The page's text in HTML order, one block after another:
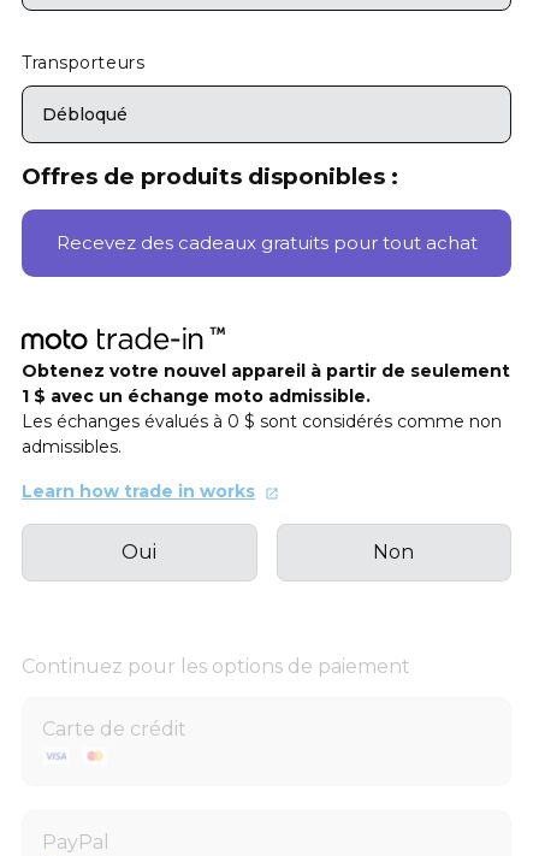
Transporteurs
Débloqué
Offres de produits disponibles :
Recevez des cadeaux gratuits pour tout achat
Obtenez votre nouvel appareil à partir de seulement
1 $ avec un échange moto admissible.
Les échanges évalués à 0 $ sont considérés comme non
admissibles.
Learn how trade in works
Oui Non
Continuez pour les options de paiement
Carte de crédit
PayPal